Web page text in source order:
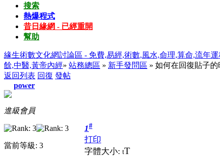
搜索
熱爆程式
昔日緣網 - 已經重開
幫助
緣生術數文化網討論區 - 免費,易經,術數,風水,命理,算命,流年
餘,中醫,黃帝內經» 站務總區 » 新手發問區 » 如何在回復貼子
返回列表 回復 發帖
power
進級會員
當前等級: 3
1#
打印
字體大小: tT